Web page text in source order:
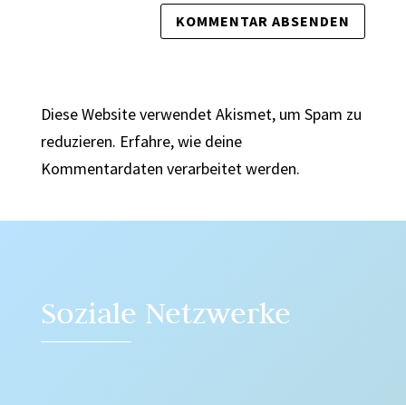
Diese Website verwendet Akismet, um Spam zu
reduzieren. Erfahre, wie deine
Kommentardaten verarbeitet werden.
Soziale Netzwerke